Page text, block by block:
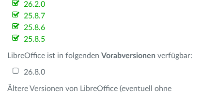
26.2.0
25.8.7
25.8.6
25.8.5
LibreOffice ist in folgenden Vorabversionen verfügbar:
26.8.0
Ältere Versionen von LibreOffice (eventuell ohne